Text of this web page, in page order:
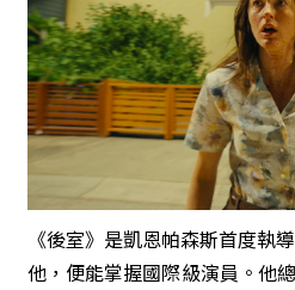
《後室》是凱恩帕森斯首度執
他，便能掌握國際級演員。他